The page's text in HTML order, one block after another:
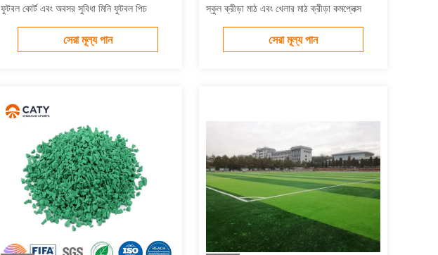
ফুটবল কোর্ট এবং অবসর সুবিধা মিনি ফুটবল পিচ
সেরা মূল্য পান
স্কুল ক্রীড়া মাঠ এবং খেলার মাঠ ক্রীড়া কমপ্লেক্স
সেরা মূল্য পান